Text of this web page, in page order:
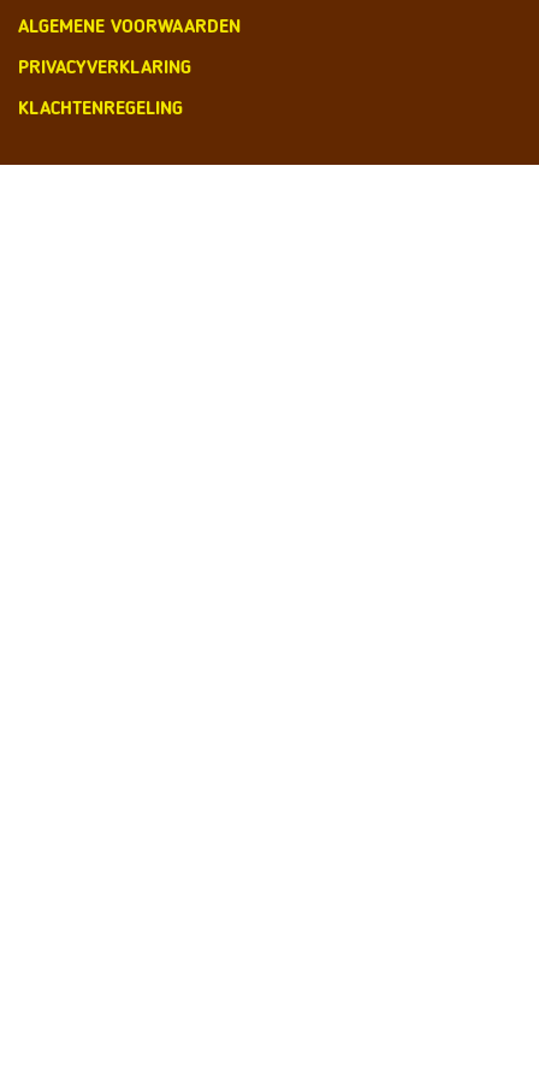
ALGEMENE VOORWAARDEN
PRIVACYVERKLARING
KLACHTENREGELING